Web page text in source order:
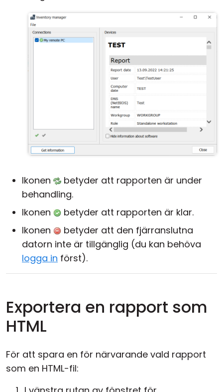
Ikonen
betyder att rapporten är under
behandling.
Ikonen
betyder att rapporten är klar.
Ikonen
betyder att den fjärranslutna
datorn inte är tillgänglig (du kan behöva
logga in först).
Exportera en rapport som
HTML
För att spara en för närvarande vald rapport
som en HTML-fil: